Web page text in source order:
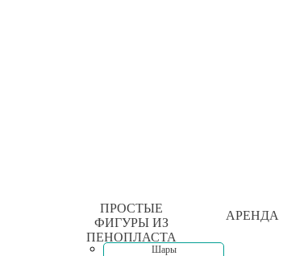
ПРОСТЫЕ
ФИГУРЫ ИЗ
ПЕНОПЛАСТА
Шары
АРЕНДА